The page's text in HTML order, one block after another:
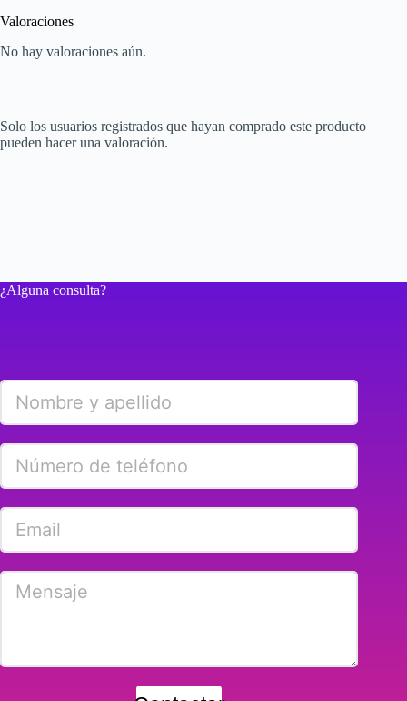
Valoraciones
No hay valoraciones aún.
Solo los usuarios registrados que hayan comprado este producto
pueden hacer una valoración.
¿Alguna consulta?